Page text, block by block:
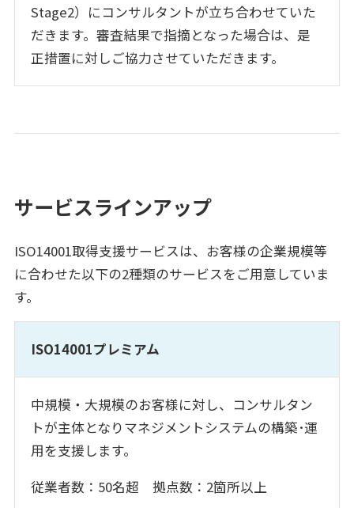
Stage2）にコンサルタントが立ち合わせていた
だきます。審査結果で指摘となった場合は、是
正措置に対しご協力させていただきます。
サービスラインアップ
ISO14001取得支援サービスは、お客様の企業規模等
に合わせた以下の2種類のサービスをご用意していま
す。
ISO14001プレミアム
中規模・大規模のお客様に対し、コンサルタン
トが主体となりマネジメントシステムの構築･運
用を支援します。
従業者数：50名超 拠点数：2箇所以上